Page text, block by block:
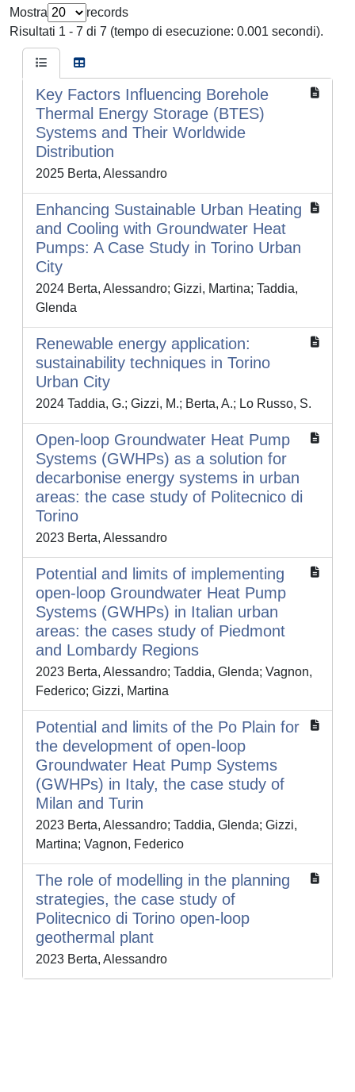
Mostra
records
Risultati 1 - 7 di 7 (tempo di esecuzione: 0.001 secondi).
Key Factors Influencing Borehole
Thermal Energy Storage (BTES)
Systems and Their Worldwide
Distribution
2025 Berta, Alessandro
Enhancing Sustainable Urban Heating
and Cooling with Groundwater Heat
Pumps: A Case Study in Torino Urban
City
2024 Berta, Alessandro; Gizzi, Martina; Taddia,
Glenda
Renewable energy application:
sustainability techniques in Torino
Urban City
2024 Taddia, G.; Gizzi, M.; Berta, A.; Lo Russo, S.
Open-loop Groundwater Heat Pump
Systems (GWHPs) as a solution for
decarbonise energy systems in urban
areas: the case study of Politecnico di
Torino
2023 Berta, Alessandro
Potential and limits of implementing
open-loop Groundwater Heat Pump
Systems (GWHPs) in Italian urban
areas: the cases study of Piedmont
and Lombardy Regions
2023 Berta, Alessandro; Taddia, Glenda; Vagnon,
Federico; Gizzi, Martina
Potential and limits of the Po Plain for
the development of open-loop
Groundwater Heat Pump Systems
(GWHPs) in Italy, the case study of
Milan and Turin
2023 Berta, Alessandro; Taddia, Glenda; Gizzi,
Martina; Vagnon, Federico
The role of modelling in the planning
strategies, the case study of
Politecnico di Torino open-loop
geothermal plant
2023 Berta, Alessandro